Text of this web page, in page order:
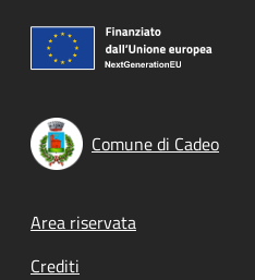
Comune di Cadeo
Footer menu
Area riservata
Crediti